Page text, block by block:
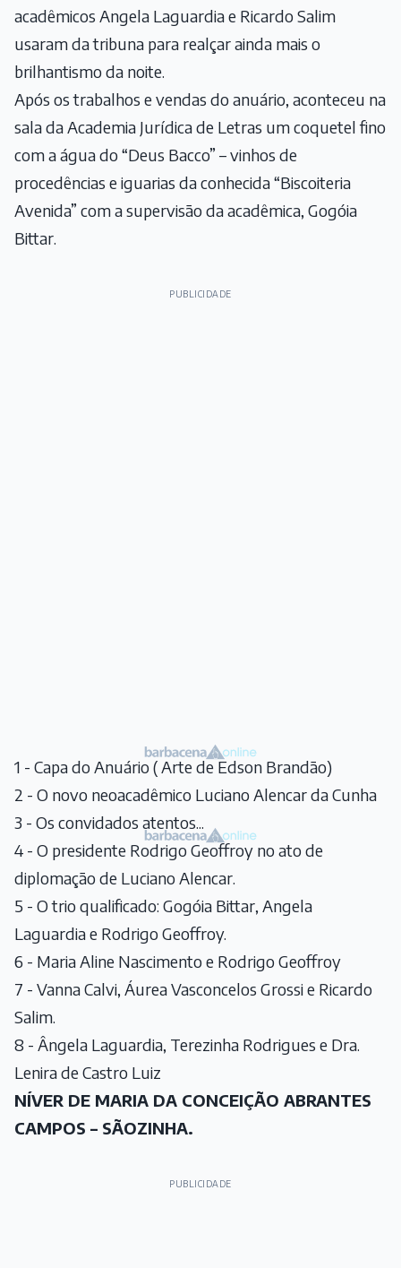
acadêmicos Angela Laguardia e Ricardo Salim
usaram da tribuna para realçar ainda mais o
brilhantismo da noite.
Após os trabalhos e vendas do anuário, aconteceu na
sala da Academia Jurídica de Letras um coquetel fino
com a água do “Deus Bacco” – vinhos de
procedências e iguarias da conhecida “Biscoiteria
Avenida” com a supervisão da acadêmica, Gogóia
Bittar.
PUBLICIDADE
1 - Capa do Anuário ( Arte de Edson Brandão)
2 - O novo neoacadêmico Luciano Alencar da Cunha
3 - Os convidados atentos...
4 - O presidente Rodrigo Geoffroy no ato de
diplomação de Luciano Alencar.
5 - O trio qualificado: Gogóia Bittar, Angela
Laguardia e Rodrigo Geoffroy.
6 - Maria Aline Nascimento e Rodrigo Geoffroy
7 - Vanna Calvi, Áurea Vasconcelos Grossi e Ricardo
Salim.
8 - Ângela Laguardia, Terezinha Rodrigues e Dra.
Lenira de Castro Luiz
NÍVER DE MARIA DA CONCEIÇÃO ABRANTES
CAMPOS – SÃOZINHA.
PUBLICIDADE